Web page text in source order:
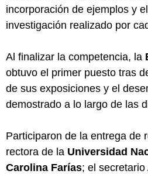
incorporación de ejemplos y
investigación realizado por
Al finalizar la competencia, la
obtuvo el primer puesto tras
de sus exposiciones y el
demostrado a lo largo de las
Participaron de la entrega de
rectora de la Universidad
Carolina Farías; el